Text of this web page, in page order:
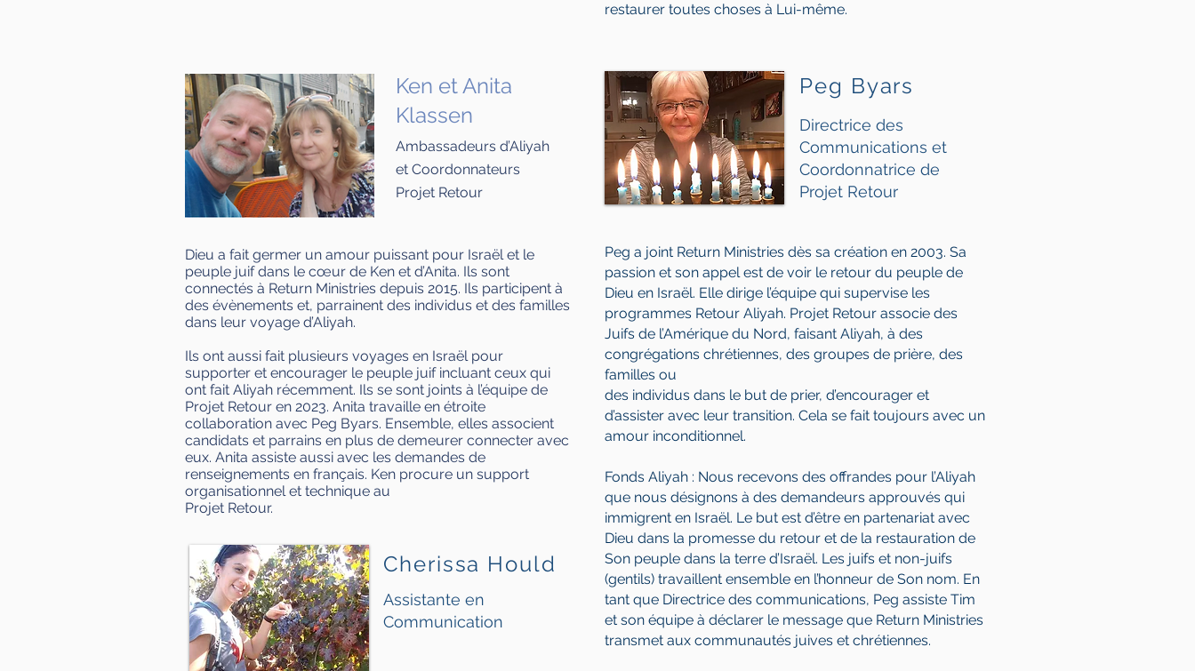
Clarté pour nos amis Juifs
Return Ministries n’est pas une institution missionnaire prosélyte et n’enseigne ni aux Juifs ni aux Gentils à
imposer leurs croyances aux autres;
Return Ministries n’est pas une institution juive messianique;
Le mandat de Return Ministries est d’enseigner, de modéliser et d’équiper les chrétiens des nations pour
qu’ils remplissent leur rôle biblique conformément aux Écritures prophétiques;
Return Ministries enseigne et modèle un christianisme d’amour inconditionnel qui sert le peuple juif en
Israël et dans la diaspora sans discrimination, indépendamment de la religion ou de la politique de
chacun.
restaurer toutes choses à Lui-même.
Ken et Anita
Klassen
Ambassadeurs d’Aliyah
et Coordonnateurs
Projet Retour
Peg Byars
Directrice des
Communications et
Coordonnatrice de
Projet Retour
Dieu a fait germer un amour puissant pour Israël et le
peuple juif dans le cœur de Ken et d’Anita. Ils sont
connectés à Return Ministries depuis 2015. Ils participent à
des évènements et, parrainent des individus et des familles
dans leur voyage d’Aliyah.
Ils ont aussi fait plusieurs voyages en Israël pour
supporter et encourager le peuple juif incluant ceux qui
ont fait Aliyah récemment. Ils se sont joints à l’équipe de
Projet Retour en 2023. Anita travaille en étroite
collaboration avec Peg Byars. Ensemble, elles associent
candidats et parrains en plus de demeurer connecter avec
eux. Anita assiste aussi avec les demandes de
renseignements en français. Ken procure un support
organisationnel et technique au
Projet Retour.
Cherissa Hould
Assistante en
Communication
Peg a joint Return Ministries dès sa création en 2003. Sa
passion et son appel est de voir le retour du peuple de
Dieu en Israël. Elle dirige l’équipe qui supervise les
programmes Retour Aliyah. Projet Retour associe des
Juifs de l’Amérique du Nord, faisant Aliyah, à des
congrégations chrétiennes, des groupes de prière, des
familles ou
des individus dans le but de prier, d’encourager et
d’assister avec leur transition. Cela se fait toujours avec un
amour inconditionnel.
Fonds Aliyah : Nous recevons des offrandes pour l’Aliyah
que nous désignons à des demandeurs approuvés qui
immigrent en Israël. Le but est d’être en partenariat avec
Dieu dans la promesse du retour et de la restauration de
Son peuple dans la terre d’Israël. Les juifs et non-juifs
(gentils) travaillent ensemble en l’honneur de Son nom. En
tant que Directrice des communications, Peg assiste Tim
et son équipe à déclarer le message que Return Ministries
transmet aux communautés juives et chrétiennes.